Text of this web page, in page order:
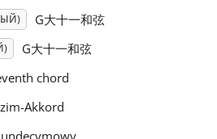
G大十一和弦
G大十一和弦
chord
Akkord